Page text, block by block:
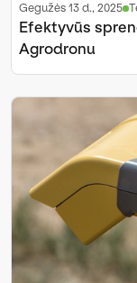
gegužės 13 d., 2025
Efektyvūs
Agrodronu